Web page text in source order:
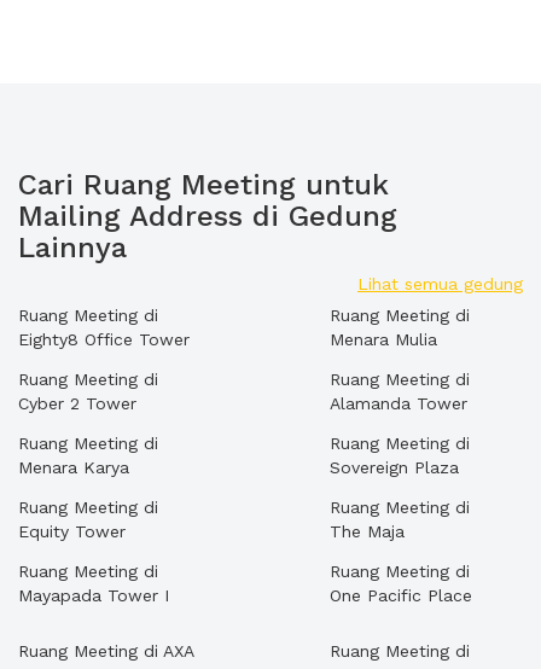
Cari Ruang Meeting untuk
Mailing Address di Gedung
Lainnya
Lihat semua gedung
Ruang Meeting di
Eighty8 Office Tower
Ruang Meeting di
Cyber 2 Tower
Ruang Meeting di
Menara Karya
Ruang Meeting di
Equity Tower
Ruang Meeting di
Mayapada Tower I
Ruang Meeting di
Menara Mulia
Ruang Meeting di
Alamanda Tower
Ruang Meeting di
Sovereign Plaza
Ruang Meeting di
The Maja
Ruang Meeting di
One Pacific Place
Ruang Meeting di AXA
Ruang Meeting di